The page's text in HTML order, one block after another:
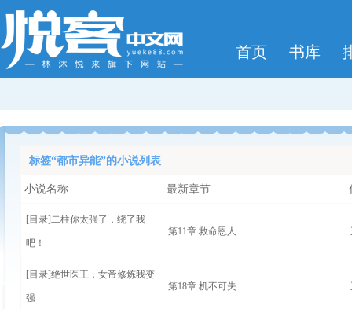
首页 书库
标签“都市异能”的小说列表
小说名称 最新章节
[目录]二柱你太强了，绕了我
吧！
第11章 救命恩人
[目录]绝世医王，女帝修炼我变
强
第18章 机不可失